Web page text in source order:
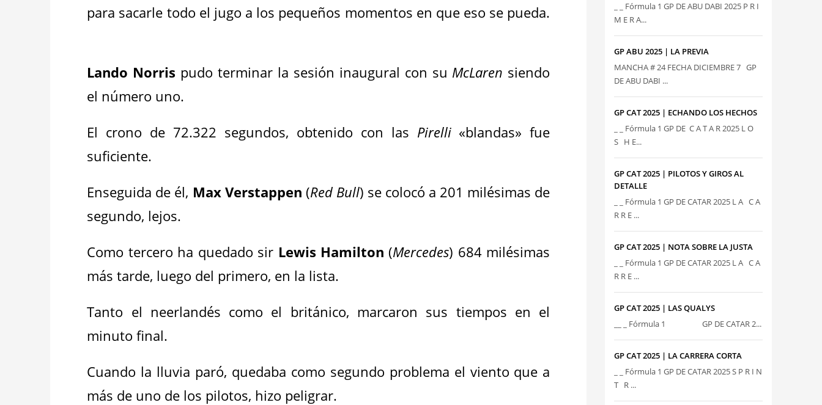
para sacarle todo el jugo a los pequeños momentos en que eso se pueda.
Lando Norris pudo terminar la sesión inaugural con su McLaren siendo
el número uno.
El crono de 72.322 segundos, obtenido con las Pirelli«blandas» fue
suficiente.
Enseguida de él, Max Verstappen (Red Bull) se colocó a 201 milésimas de
segundo, lejos.
Como tercero ha quedado sir Lewis Hamilton (Mercedes) 684 milésimas
más tarde, luego del primero, en la lista.
Tanto el neerlandés como el británico, marcaron sus tiempos en el
minuto final.
Cuando la lluvia paró, quedaba como segundo problema el viento que a
más de uno de los pilotos, hizo peligrar.
_ _ Fórmula 1 GP DE ABU DABI 2025 P R I
M E R A...
GP ABU 2025 | LA PREVIA
MANCHA # 24 FECHA DICIEMBRE 7 GP
DE ABU DABI ...
GP CAT 2025 | ECHANDO LOS HECHOS
_ _ Fórmula 1 GP DE C A T A R 2025 L O
S H E...
GP CAT 2025 | PILOTOS Y GIROS AL
DETALLE
_ _ Fórmula 1 GP DE CATAR 2025 L A C A
R R E ...
GP CAT 2025 | NOTA SOBRE LA JUSTA
_ _ Fórmula 1 GP DE CATAR 2025 L A C A
R R E ...
GP CAT 2025 | LAS QUALYS
__ _ Fórmula 1 GP DE CATAR 2...
GP CAT 2025 | LA CARRERA CORTA
_ _ Fórmula 1 GP DE CATAR 2025 S P R I N
T R ...